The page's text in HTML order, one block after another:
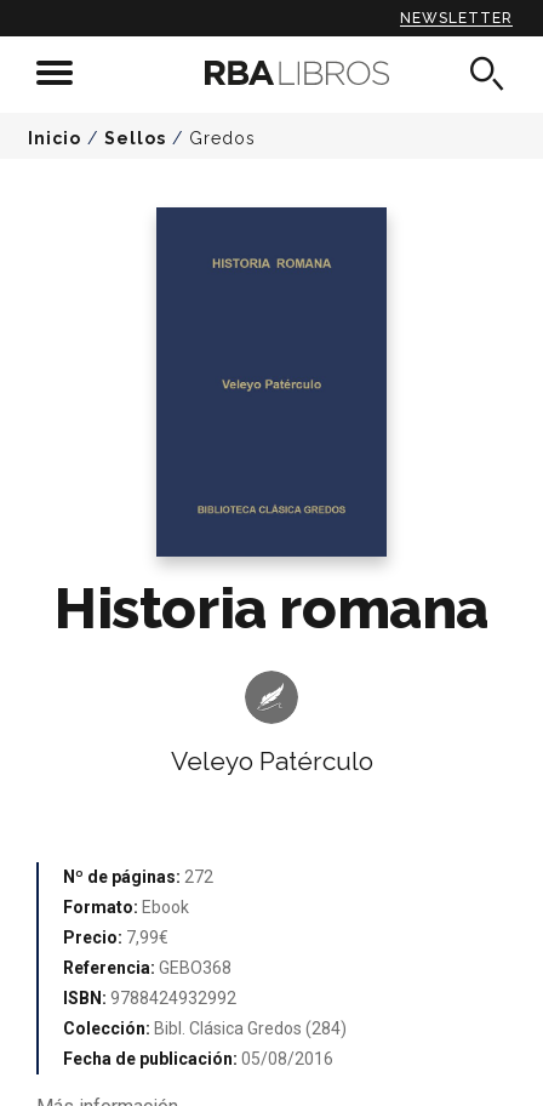
NEWSLETTER
Inicio / Sellos / Gredos
Historia romana
Veleyo Patérculo
Nº de páginas: 272
Formato: Ebook
Precio: 7,99€
Referencia: GEBO368
ISBN: 9788424932992
Colección: Bibl. Clásica Gredos (284)
Fecha de publicación: 05/08/2016